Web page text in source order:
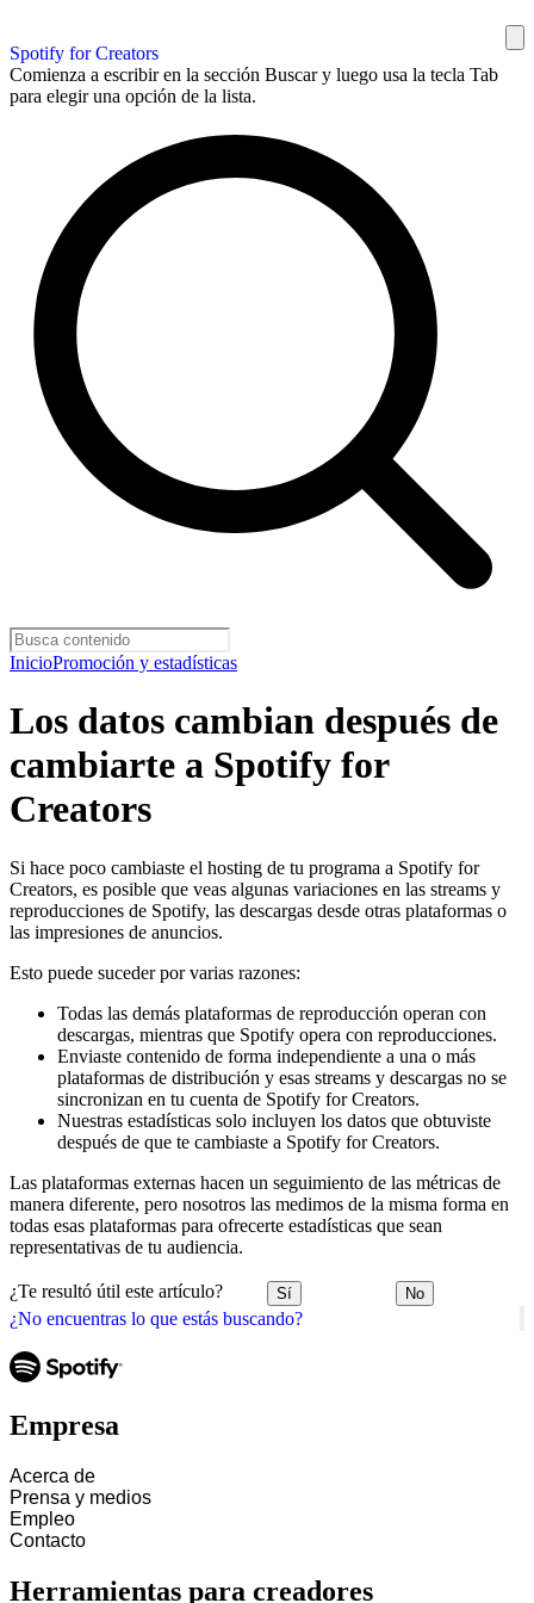
Spotify for Creators
Comienza a escribir en la sección Buscar y luego usa la tecla Tab
para elegir una opción de la lista.
InicioPromoción y estadísticas
¿No encuentras lo que estás buscando?
Los datos cambian después de
cambiarte a Spotify for
Creators
Si hace poco cambiaste el hosting de tu programa a Spotify for
Creators, es posible que veas algunas variaciones en las streams y
reproducciones de Spotify, las descargas desde otras plataformas o
las impresiones de anuncios.
Esto puede suceder por varias razones:
Todas las demás plataformas de reproducción operan con
descargas, mientras que Spotify opera con reproducciones.
Enviaste contenido de forma independiente a una o más
plataformas de distribución y esas streams y descargas no se
sincronizan en tu cuenta de Spotify for Creators.
Nuestras estadísticas solo incluyen los datos que obtuviste
después de que te cambiaste a Spotify for Creators.
Las plataformas externas hacen un seguimiento de las métricas de
manera diferente, pero nosotros las medimos de la misma forma en
todas esas plataformas para ofrecerte estadísticas que sean
representativas de tu audiencia.
¿Te resultó útil este artículo? Sí No
Empresa
Acerca de
Prensa y medios
Empleo
Contacto
Herramientas para creadores